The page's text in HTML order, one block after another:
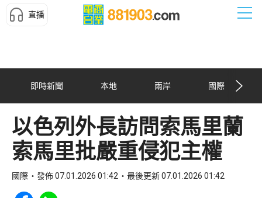
直播
即時新聞 本地 兩岸 國際
以色列外長訪問索馬里蘭
索馬里批嚴重侵犯主權
國際 發佈 07.01.2026 01:42 最後更新 07.01.2026 01:42
Share to Facebook
Share to WhatsApp